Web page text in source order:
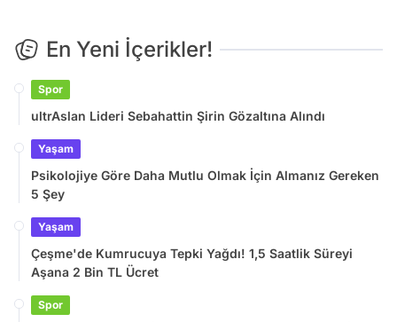
En Yeni İçerikler!
Spor
ultrAslan Lideri Sebahattin Şirin Gözaltına Alındı
Yaşam
Psikolojiye Göre Daha Mutlu Olmak İçin Almanız Gereken
5 Şey
Yaşam
Çeşme'de Kumrucuya Tepki Yağdı! 1,5 Saatlik Süreyi
Aşana 2 Bin TL Ücret
Spor